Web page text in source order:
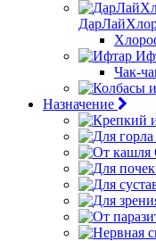
Чак-
Назначение